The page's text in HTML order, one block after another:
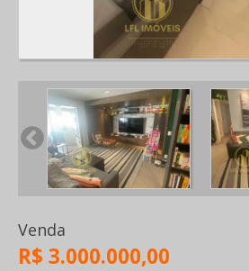
Venda
R$ 3.000.000,00